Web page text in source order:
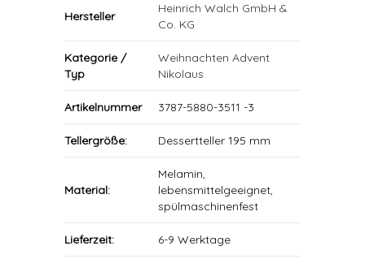
Hersteller
Heinrich Walch GmbH &
Co. KG
Kategorie /
Typ
Weihnachten Advent
Nikolaus
Artikelnummer 3787-5880-3511 -3
Tellergröße: Dessertteller 195 mm
Material:
Melamin,
lebensmittelgeeignet,
spülmaschinenfest
Lieferzeit: 6-9 Werktage